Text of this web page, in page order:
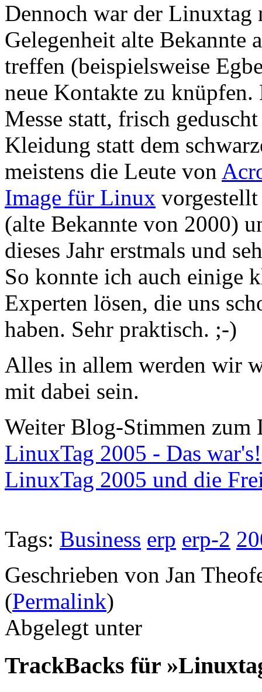
Dennoch war der Linuxtag
Gelegenheit alte Bekannte
treffen (beispielsweise
neue Kontakte zu knüpfen.
Messe statt, frisch
Kleidung statt dem
meistens die Leute von
Image für Linux
(alte Bekannte von 2000)
dieses Jahr erstmals und
So konnte ich auch einige
Experten lösen, die uns
haben. Sehr praktisch. ;-)
Alles in allem werden wir
mit dabei sein.
Weiter Blog-Stimmen zum
LinuxTag 2005 - Das war's!
LinuxTag 2005 und die
Tags: Business erp erp-2
Geschrieben von Jan
(Permalink)
Abgelegt unter
TrackBacks für